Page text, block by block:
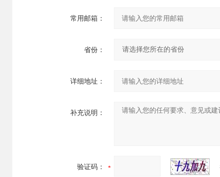
常用邮箱：
省份：
详细地址：
补充说明：
验证码：